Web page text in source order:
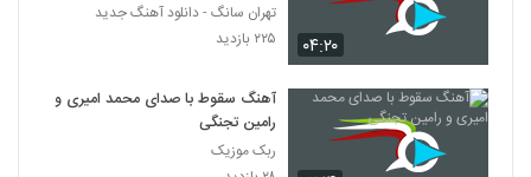
۰۴:۲۰
تهران سانگ - دانلود آهنگ جدید
۲۲۵ بازدید
آهنگ سقوط با صدای محمد امیری و
رامین تجنگی
ربک موزیک